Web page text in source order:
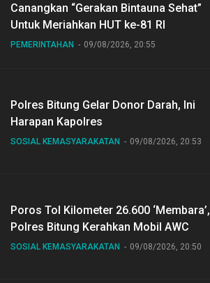
Canangkan “Gerakan Bintauna Sehat”
Untuk Meriahkan HUT ke-81 RI
PEMERINTAHAN 09/08/2026, 20:55
Polres Bitung Gelar Donor Darah, Ini
Harapan Kapolres
SOSIAL KEMASYARAKATAN 09/08/2026, 20:53
Poros Tol Kilometer 26.600 ‘Membara’,
Polres Bitung Kerahkan Mobil AWC
SOSIAL KEMASYARAKATAN 09/08/2026, 20:50